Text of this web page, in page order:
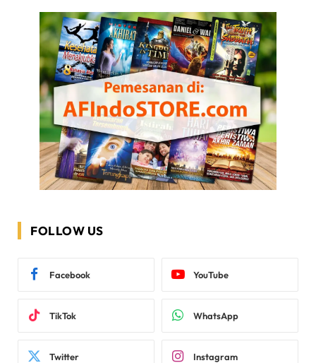
FOLLOW US
Facebook YouTube
TikTok WhatsApp
Twitter Instagram